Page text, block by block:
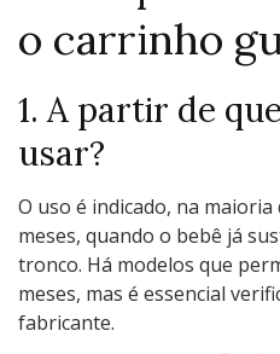
o carrinho
1. A partir de
usar?
O uso é indicado, na
meses, quando o bebê já
tronco. Há modelos que
meses, mas é essencial
fabricante.